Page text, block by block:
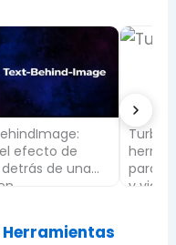
la
con IA
audio
a texto
Una